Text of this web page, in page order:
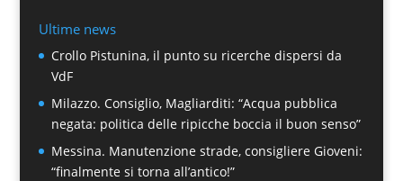
Ultime news
Crollo Pistunina, il punto su ricerche dispersi da
VdF
Milazzo. Consiglio, Magliarditi: “Acqua pubblica
negata: politica delle ripicche boccia il buon senso”
Messina. Manutenzione strade, consigliere Gioveni:
“finalmente si torna all’antico!”